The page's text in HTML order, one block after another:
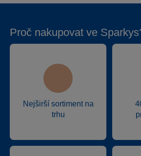
Proč nakupovat ve
Nejširší sortiment na
trhu